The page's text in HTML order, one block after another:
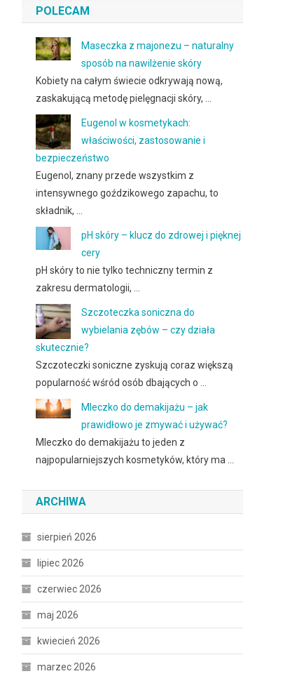
POLECAM
Maseczka z majonezu – naturalny
sposób na nawilżenie skóry
Kobiety na całym świecie odkrywają nową,
zaskakującą metodę pielęgnacji skóry, …
Eugenol w kosmetykach:
właściwości, zastosowanie i
bezpieczeństwo
Eugenol, znany przede wszystkim z
intensywnego goździkowego zapachu, to
składnik, …
pH skóry – klucz do zdrowej i pięknej
cery
pH skóry to nie tylko techniczny termin z
zakresu dermatologii, …
Szczoteczka soniczna do
wybielania zębów – czy działa
skutecznie?
Szczoteczki soniczne zyskują coraz większą
popularność wśród osób dbających o …
Mleczko do demakijażu – jak
prawidłowo je zmywać i używać?
Mleczko do demakijażu to jeden z
najpopularniejszych kosmetyków, który ma …
ARCHIWA
sierpień 2026
lipiec 2026
czerwiec 2026
maj 2026
kwiecień 2026
marzec 2026